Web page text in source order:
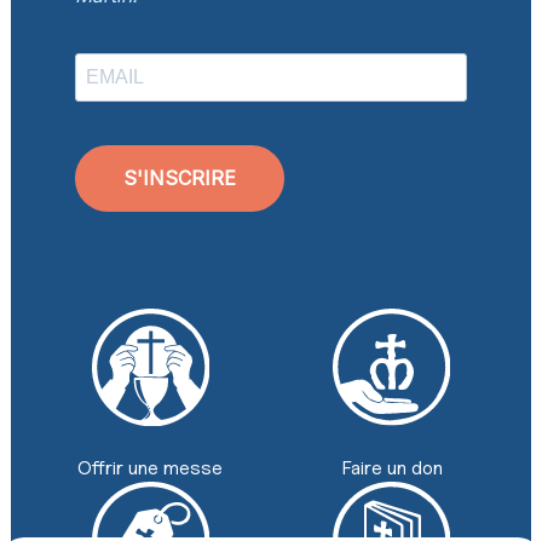
S'INSCRIRE
Offrir une messe Faire un don